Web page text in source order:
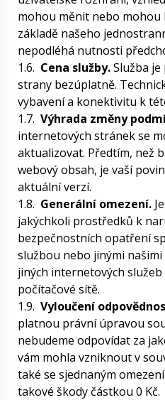
mohou měnit nebo mohou
základě našeho
nepodléhá nutnosti
1.6. Cena služby.Služba
strany bezúplatně.
vybavení a konektivitu k
1.7. Výhrada změny
internetových stránek se
aktualizovat. Předtím, než
webový obsah, je vaší
aktuální verzí.
1.8. Generální omezení.
jakýchkoli prostředků k
bezpečnostních opatření
službou nebo jinými
jiných internetových
počítačové sítě.
1.9. Vyloučení
platnou právní úpravou
nebudeme odpovídat za
vám mohla vzniknout v
také se sjednaným
takové škody částkou 0 Kč.